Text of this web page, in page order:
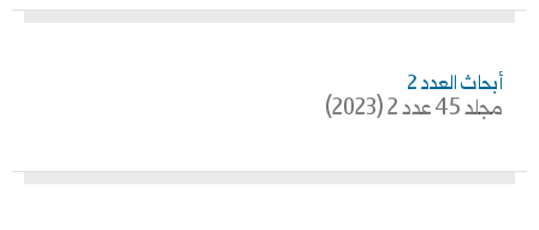
أبحاث العدد 2
مجلد 45 عدد 2 (2023)